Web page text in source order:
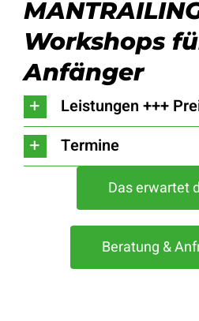
Service
Workshops
Anfänger
Leistungen +++
Termine
Das erwartet
Beratung &